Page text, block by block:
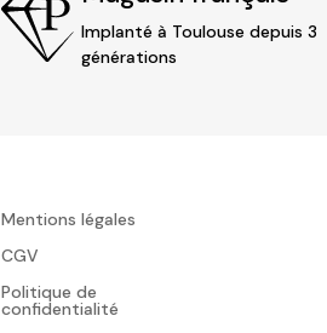
Implanté à Toulouse depuis 3
générations
Mentions légales
CGV
Politique de
confidentialité